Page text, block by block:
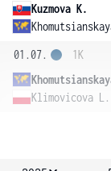
Kuzmova K.
01.07.
Klimovicova L.
1K